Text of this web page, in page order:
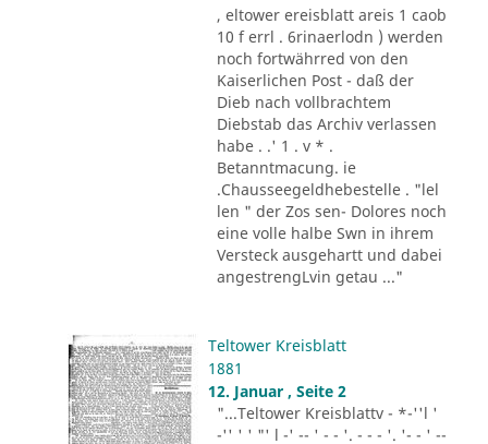
, eltower ereisblatt areis 1 caob
10 f errl . 6rinaerlodn ) werden
noch fortwährred von den
Kaiserlichen Post - daß der
Dieb nach vollbrachtem
Diebstab das Archiv verlassen
habe . .' 1 . v * .
Betanntmacung. ie
.Chausseegeldhebestelle . "lel
len " der Zos sen- Dolores noch
eine volle halbe Swn in ihrem
Versteck ausgehartt und dabei
angestrengLvin getau ..."
Teltower Kreisblatt
1881
12. Januar , Seite 2
"...Teltower Kreisblattv - *-''l '
-'' ' ' "' l -' -- ' - - '. - - - '. '- - ' --